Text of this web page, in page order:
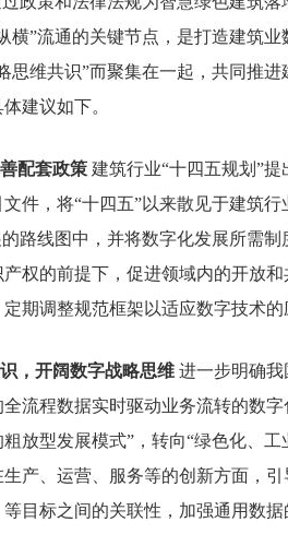
横”流通的关键节点，是打造建筑
思维共识”而聚集在一起，共同推
建议如下。
配套政策 建筑行业“十四五规划”
件，将“十四五”以来散见于建筑
的路线图中，并将数字化发展所需
权的前提下，促进领域内的开放
期调整规范框架以适应数字技术的
，开阔数字战略思维 进一步明确
流程数据实时驱动业务流转的数
放型发展模式”，转向“绿色化、
产、运营、服务等的创新方面，引
目标之间的关联性，加强通用数